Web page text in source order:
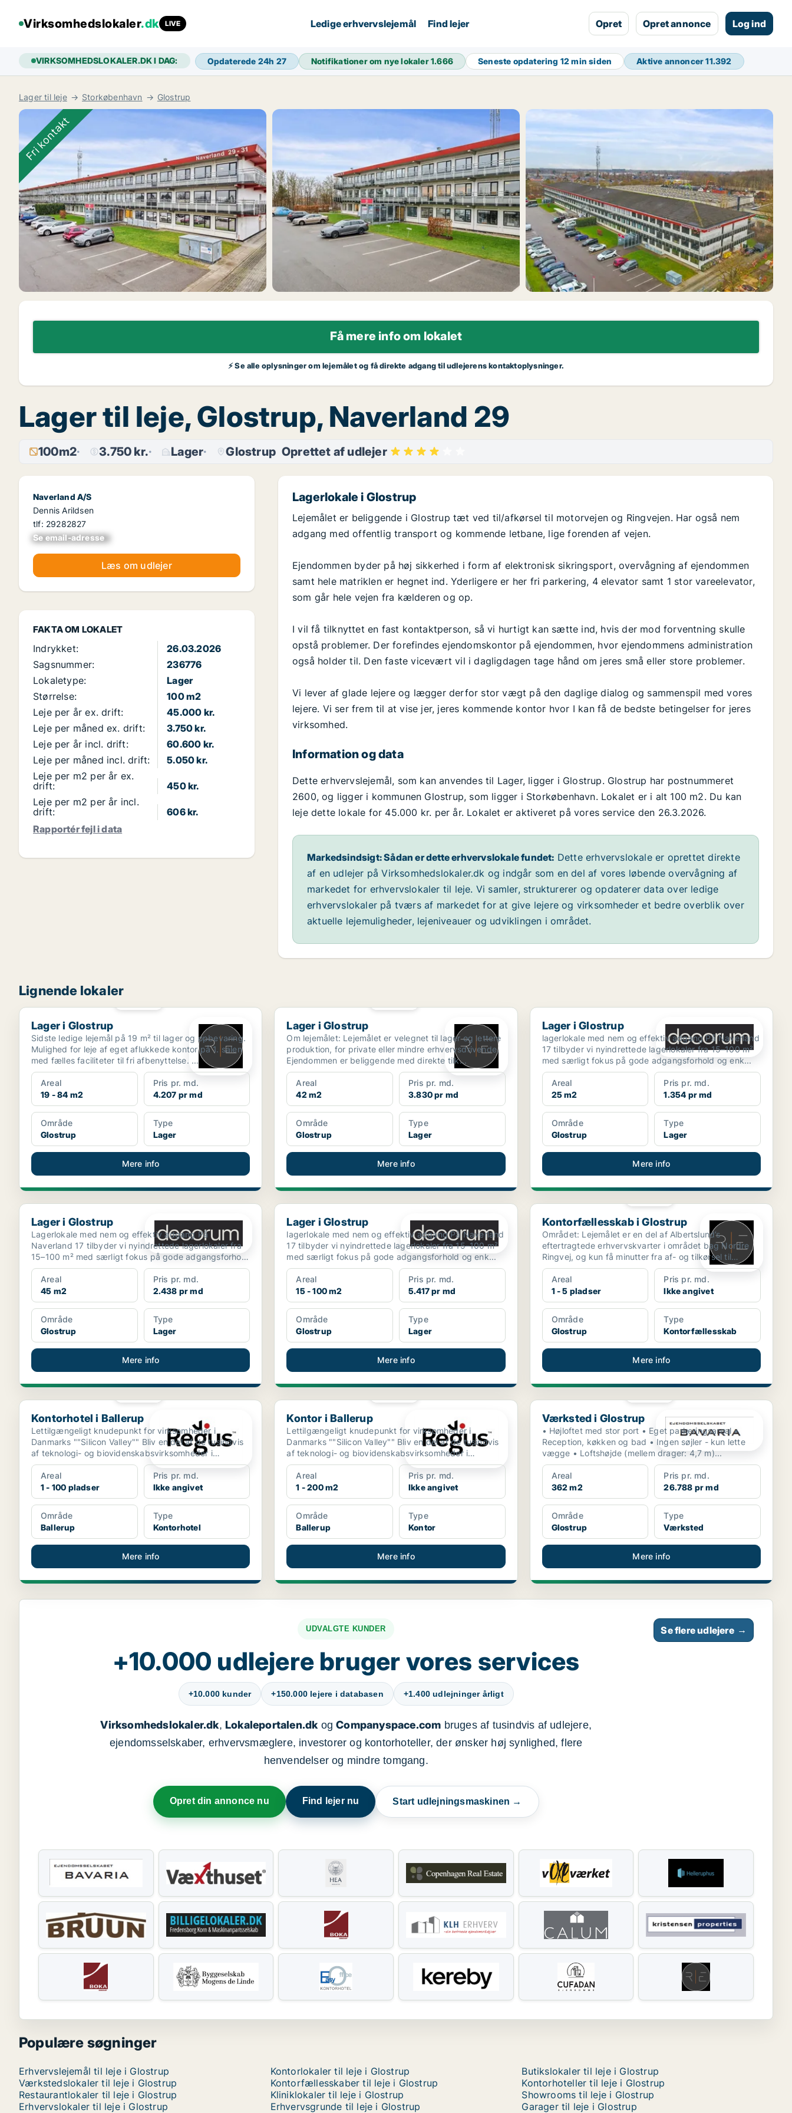
Virksomhedslokaler.dk LIVE Ledige erhvervslejemål Find lejer Opret Opret annonce Log ind
VIRKSOMHEDSLOKALER.DK I DAG: Opdaterede 24h 27 Notifikationer om nye lokaler1.666 Seneste opdatering 12 min siden Aktive annoncer11.392
Lager til leje Storkøbenhavn Glostrup
Fri kontakt
Få mere info om lokalet
⚡ Se alle oplysninger om lejemålet og få direkte adgang til udlejerens kontaktoplysninger.
Lager til leje, Glostrup, Naverland 29
100m2 3.750 kr. Lager Glostrup Oprettet af udlejer
Naverland A/S
Dennis Arildsen
tlf: 29282827
Se email-adresse
xxxxxxxxxxxxxxxx
Læs om udlejer
FAKTA OM LOKALET
Indrykket:
26.03.2026
Sagsnummer:
236776
Lokaletype:
Lager
Størrelse:
100 m2
Leje per år ex. drift:
45.000 kr.
Leje per måned ex. drift:
3.750 kr.
Leje per år incl. drift:
60.600 kr.
Leje per måned incl. drift:
5.050 kr.
Leje per m2 per år ex.
drift:
450 kr.
Leje per m2 per år incl.
drift:
606 kr.
Rapportér fejl i data
Lagerlokale i Glostrup
Lejemålet er beliggende i Glostrup tæt ved til/afkørsel til motorvejen og Ringvejen. Har også nem
adgang med offentlig transport og kommende letbane, lige forenden af vejen.
Ejendommen byder på høj sikkerhed i form af elektronisk sikringsport, overvågning af ejendommen
samt hele matriklen er hegnet ind. Yderligere er her fri parkering, 4 elevator samt 1 stor vareelevator,
som går hele vejen fra kælderen og op.
I vil få tilknyttet en fast kontaktperson, så vi hurtigt kan sætte ind, hvis der mod forventning skulle
opstå problemer. Der forefindes ejendomskontor på ejendommen, hvor ejendommens administration
også holder til. Den faste vicevært vil i dagligdagen tage hånd om jeres små eller store problemer.
Vi lever af glade lejere og lægger derfor stor vægt på den daglige dialog og sammenspil med vores
lejere. Vi ser frem til at vise jer, jeres kommende kontor hvor I kan få de bedste betingelser for jeres
virksomhed.
Information og data
Dette erhvervslejemål, som kan anvendes til Lager, ligger i Glostrup. Glostrup har postnummeret
2600, og ligger i kommunen Glostrup, som ligger i Storkøbenhavn. Lokalet er i alt 100 m2. Du kan
leje dette lokale for 45.000 kr. per år. Lokalet er aktiveret på vores service den 26.3.2026.
Markedsindsigt: Sådan er dette erhvervslokale fundet: Dette erhvervslokale er oprettet direkte
af en udlejer på Virksomhedslokaler.dk og indgår som en del af vores løbende overvågning af
markedet for erhvervslokaler til leje. Vi samler, strukturerer og opdaterer data over ledige
erhvervslokaler på tværs af markedet for at give lejere og virksomheder et bedre overblik over
aktuelle lejemuligheder, lejeniveauer og udviklingen i området.
Lignende lokaler
Lager i Glostrup
Lager i Glostrup
Sidste ledige lejemål på 19 m² til lager og opbevaring.
Mulighed for leje af eget aflukkede kontor på 1. salen
med fælles faciliteter til fri afbenyttelse. ...
Areal
19 - 84 m2
Pris pr. md.
4.207 pr md
Område
Glostrup
Type
Lager
Mere info
Lager i Glostrup
Lager i Glostrup
Om lejemålet: Lejemålet er velegnet til lager og lettere
produktion, for private eller mindre erhvervsdrivende.
Ejendommen er beliggende med direkte tilk...
Areal
42 m2
Pris pr. md.
3.830 pr md
Område
Glostrup
Type
Lager
Mere info
Lager i Glostrup
Lager i Glostrup
lagerlokale med nem og effektiv adgang På Naverland
17 tilbyder vi nyindrettede lagerlokaler fra 15–100 m²
med særligt fokus på gode adgangsforhold og enk...
Areal
25 m2
Pris pr. md.
1.354 pr md
Område
Glostrup
Type
Lager
Mere info
Lager i Glostrup
Lager i Glostrup
Lagerlokale med nem og effektiv adgang På
Naverland 17 tilbyder vi nyindrettede lagerlokaler fra
15–100 m² med særligt fokus på gode adgangsforhold
og enk...
Areal
45 m2
Pris pr. md.
2.438 pr md
Område
Glostrup
Type
Lager
Mere info
Lager i Glostrup
Lager i Glostrup
lagerlokale med nem og effektiv adgang På Naverland
17 tilbyder vi nyindrettede lagerlokaler fra 15–100 m²
med særligt fokus på gode adgangsforhold og enk...
Areal
15 - 100 m2
Pris pr. md.
5.417 pr md
Område
Glostrup
Type
Lager
Mere info
Kontorfællesskab i Glostrup
Kontorfællesskab i Glostrup
Området: Lejemålet er en del af Albertslund’s
eftertragtede erhvervskvarter i området bag Nordre
Ringvej, og kun få minutter fra af- og tilkørsel til
motorv...
Areal
1 - 5 pladser
Pris pr. md.
Ikke angivet
Område
Glostrup
Type
Kontorfællesskab
Mere info
Kontorhotel i Ballerup
Kontorhotel i Ballerup
Lettilgængeligt knudepunkt for virksomheder i
Danmarks ""Silicon Valley"" Bliv en del af de tusindvis
af teknologi- og biovidenskabsvirksomheder i
Ballerups...
Areal
1 - 100 pladser
Pris pr. md.
Ikke angivet
Område
Ballerup
Type
Kontorhotel
Mere info
Kontor i Ballerup
Kontor i Ballerup
Lettilgængeligt knudepunkt for virksomheder i
Danmarks ""Silicon Valley"" Bliv en del af de tusindvis
af teknologi- og biovidenskabsvirksomheder i
Ballerups...
Areal
1 - 200 m2
Pris pr. md.
Ikke angivet
Område
Ballerup
Type
Kontor
Mere info
Værksted i Glostrup
Værksted i Glostrup
• Højloftet med stor port • Eget parkeringsareal •
Reception, køkken og bad • Ingen søjler - kun lette
vægge • Loftshøjde (mellem drager: 4,7 m)...
Areal
362 m2
Pris pr. md.
26.788 pr md
Område
Glostrup
Type
Værksted
Mere info
UDVALGTE KUNDER
+10.000 udlejere bruger vores services
+10.000 kunder +150.000 lejere i databasen +1.400 udlejninger årligt
Virksomhedslokaler.dk, Lokaleportalen.dkogCompanyspace.com bruges af tusindvis af udlejere,
ejendomsselskaber, erhvervsmæglere, investorer og kontorhoteller, der ønsker høj synlighed, flere
henvendelser og mindre tomgang.
Opret din annonce nu Find lejer nu Start udlejningsmaskinen →
Se flere udlejere →
Populære søgninger
Erhvervslejemål til leje i Glostrup Kontorlokaler til leje i Glostrup
Butikslokaler til leje i Glostrup
Værkstedslokaler til leje i Glostrup
Kontorfællesskaber til leje i Glostrup
Kontorhoteller til leje i Glostrup
Restaurantlokaler til leje i Glostrup
Kliniklokaler til leje i Glostrup
Showrooms til leje i Glostrup
Erhvervslokaler til leje i Glostrup
Erhvervsgrunde til leje i Glostrup
Garager til leje i Glostrup